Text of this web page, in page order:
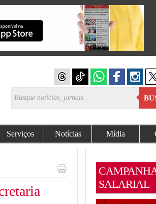
Serviços Notícias Mídia
SALARIAL